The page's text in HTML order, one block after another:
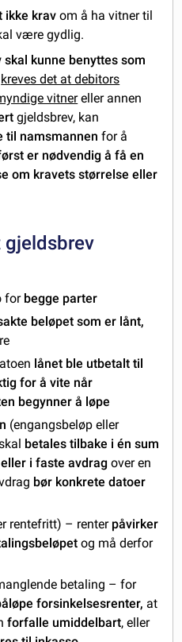
ikke krav om å ha vitner til
være gydlig.
kunne benyttes som
kreves det at debitors
vitnereller annen
gjeldsbrev, kan
til namsmannen for å
er nødvendig å få en
om kravets størrelse eller
gjeldsbrev
forbegge parter
beløpet som er lånt,
lånet ble utbetalt til
for å vite når
begynner å løpe
(engangsbeløp eller
betales tilbake i én sum
eller i faste avdrag over en
bør konkrete datoer
rentefritt) – renter påvirker
og må derfor
betaling – for
forsinkelsesrenter, at
forfalle umiddelbart, eller